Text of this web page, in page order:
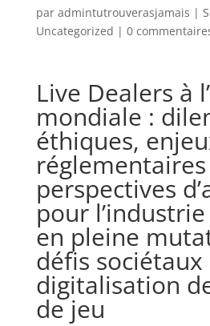
par admintutrouverasjamais |
Uncategorized | 0
Live Dealers à
mondiale :
éthiques,
perspectives
pour
en pleine
défis sociétaux
digitalisation
de jeu